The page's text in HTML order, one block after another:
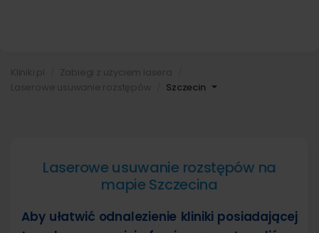
Szczecin
Laserowe usuwanie rozstępów na
mapie Szczecina
Aby ułatwić odnalezienie kliniki posiadającej